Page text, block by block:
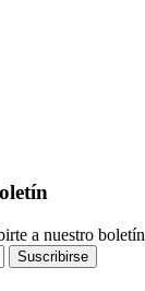
a nuestro boletín
Suscribirse